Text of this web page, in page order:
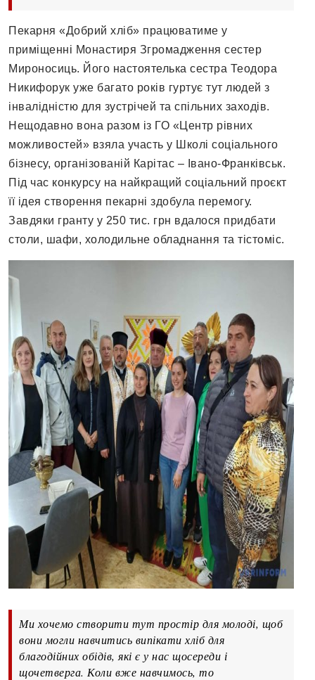
Пекарня «Добрий хліб» працюватиме у
приміщенні Монастиря Згромадження сестер
Мироносиць. Його настоятелька сестра Теодора
Никифорук уже багато років гуртує тут людей з
інвалідністю для зустрічей та спільних заходів.
Нещодавно вона разом із ГО «Центр рівних
можливостей» взяла участь у Школі соціального
бізнесу, організованій Карітас – Івано-Франківськ.
Під час конкурсу на найкращий соціальний проєкт
її ідея створення пекарні здобула перемогу.
Завдяки гранту у 250 тис. грн вдалося придбати
столи, шафи, холодильне обладнання та тістоміс.
Ми хочемо створити тут простір для молоді, щоб
вони могли навчитись випікати хліб для
благодійних обідів, які є у нас щосереди і
щочетверга. Коли вже навчимось, то